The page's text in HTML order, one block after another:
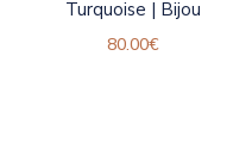
Turquoise | Bijou
80.00€